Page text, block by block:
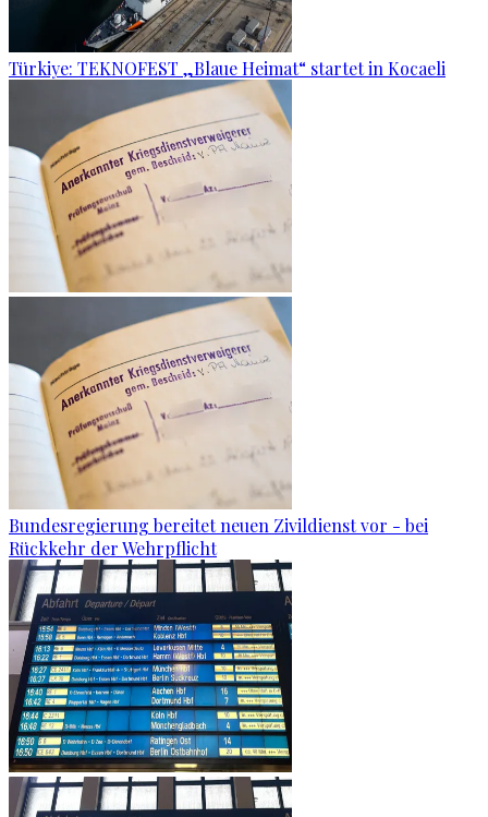
Türkiye: TEKNOFEST „Blaue Heimat“ startet in Kocaeli
Bundesregierung bereitet neuen Zivildienst vor - bei
Rückkehr der Wehrpflicht